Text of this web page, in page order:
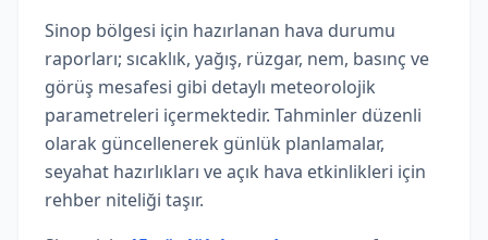
Sinop bölgesi için hazırlanan hava durumu
raporları; sıcaklık, yağış, rüzgar, nem, basınç ve
görüş mesafesi gibi detaylı meteorolojik
parametreleri içermektedir. Tahminler düzenli
olarak güncellenerek günlük planlamalar,
seyahat hazırlıkları ve açık hava etkinlikleri için
rehber niteliği taşır.